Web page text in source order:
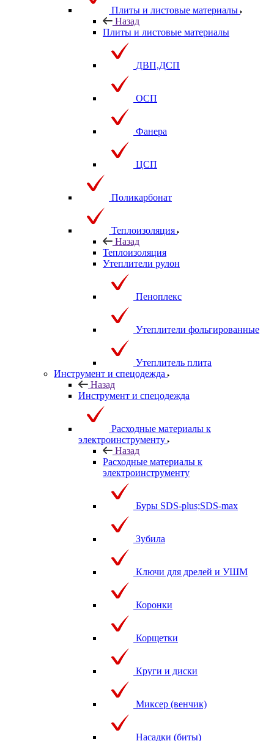
Плиты и листовые материалы
Назад
Плиты и листовые материалы
ДВП,ДСП
ОСП
Фанера
ЦСП
Поликарбонат
Теплоизоляция
Назад
Теплоизоляция
Утеплители рулон
Пеноплекс
Утеплители фольгированные
Утеплитель плита
Инструмент и спецодежда
Назад
Инструмент и спецодежда
Расходные материалы к
электроинструменту
Назад
Расходные материалы к
электроинструменту
Буры SDS-plus;SDS-max
Зубила
Ключи для дрелей и УШМ
Коронки
Корщетки
Круги и диски
Миксер (венчик)
Насадки (биты)